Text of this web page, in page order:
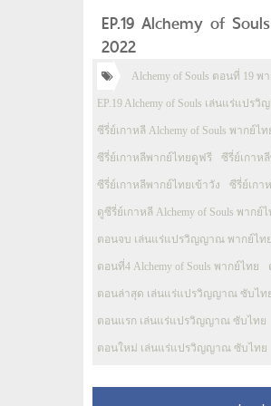
EP.19 Alchemy of
2022
Alchemy of Souls ตอนที่ 19 พ
EP.19 Alchemy of Souls เล่นแร่แป
ซีรี่ย์เกาหลี Alchemy of Souls พากย์ไท
ซีรี่ย์เกาหลีพากย์ไทยดูฟรี ซีรี่ย์เกาห
ซีรี่ย์เกาหลีพากย์ไทยเข้าวัง ซีรี่ย์เกา
ดูซีรี่ย์เกาหลี Alchemy of Souls พากย์
ตอนจบ เล่นแร่แปรวิญญาณ พากย์ไทย
ตอนที่4 Alchemy of Souls พากย์ไทย
ตอนล่าสุด เล่นแร่แปรวิญญาณ ซับไท
ตอนแรก เล่นแร่แปรวิญญาณ ซับไทย
ตอนใหม่ เล่นแร่แปรวิญญาณ ซับไทย